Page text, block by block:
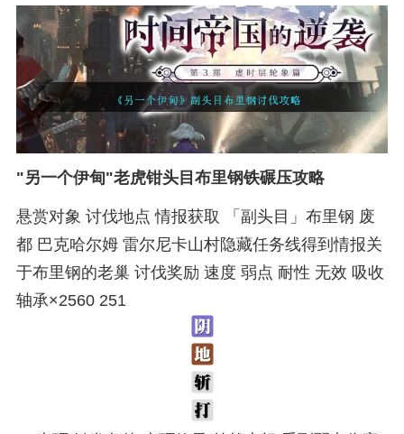
"另一个伊甸"老虎钳头目布里钢铁碾压攻略
悬赏对象 讨伐地点 情报获取 「副头目」布里钢 废
都 巴克哈尔姆 雷尔尼卡山村隐藏任务线得到情报关
于布里钢的老巢 讨伐奖励 速度 弱点 耐性 无效 吸收
轴承×2560 251